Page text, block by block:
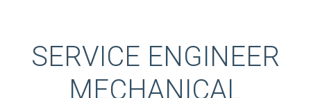
SERVICE ENGINEER
MECHANICAL